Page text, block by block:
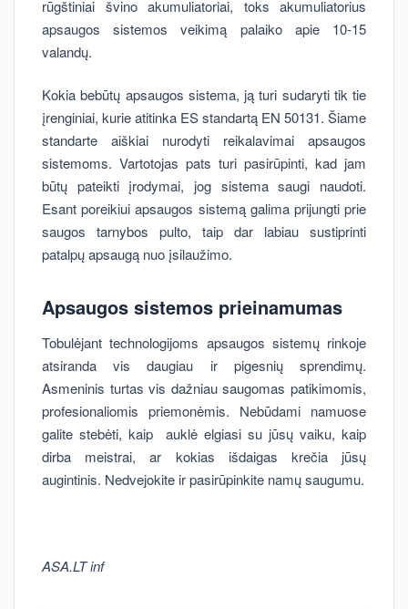
rūgštiniai švino akumuliatoriai, toks akumuliatorius
apsaugos sistemos veikimą palaiko apie 10-15
valandų.
Kokia bebūtų apsaugos sistema, ją turi sudaryti tik tie
įrenginiai, kurie atitinka ES standartą EN 50131. Šiame
standarte aiškiai nurodyti reikalavimai apsaugos
sistemoms. Vartotojas pats turi pasirūpinti, kad jam
būtų pateikti įrodymai, jog sistema saugi naudoti.
Esant poreikiui apsaugos sistemą galima prijungti prie
saugos tarnybos pulto, taip dar labiau sustiprinti
patalpų apsaugą nuo įsilaužimo.
Apsaugos sistemos prieinamumas
Tobulėjant technologijoms apsaugos sistemų rinkoje
atsiranda vis daugiau ir pigesnių sprendimų.
Asmeninis turtas vis dažniau saugomas patikimomis,
profesionaliomis priemonėmis. Nebūdami namuose
galite stebėti, kaip auklė elgiasi su jūsų vaiku, kaip
dirba meistrai, ar kokias išdaigas krečia jūsų
augintinis. Nedvejokite ir pasirūpinkite namų saugumu.
ASA.LT inf